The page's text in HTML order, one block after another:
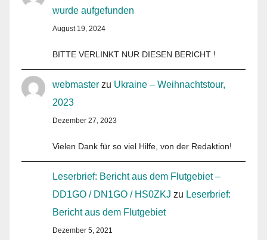
wurde aufgefunden
August 19, 2024
BITTE VERLINKT NUR DIESEN BERICHT !
webmaster zu Ukraine – Weihnachtstour,
2023
Dezember 27, 2023
Vielen Dank für so viel Hilfe, von der Redaktion!
Leserbrief: Bericht aus dem Flutgebiet –
DD1GO / DN1GO / HS0ZKJ zu Leserbrief:
Bericht aus dem Flutgebiet
Dezember 5, 2021